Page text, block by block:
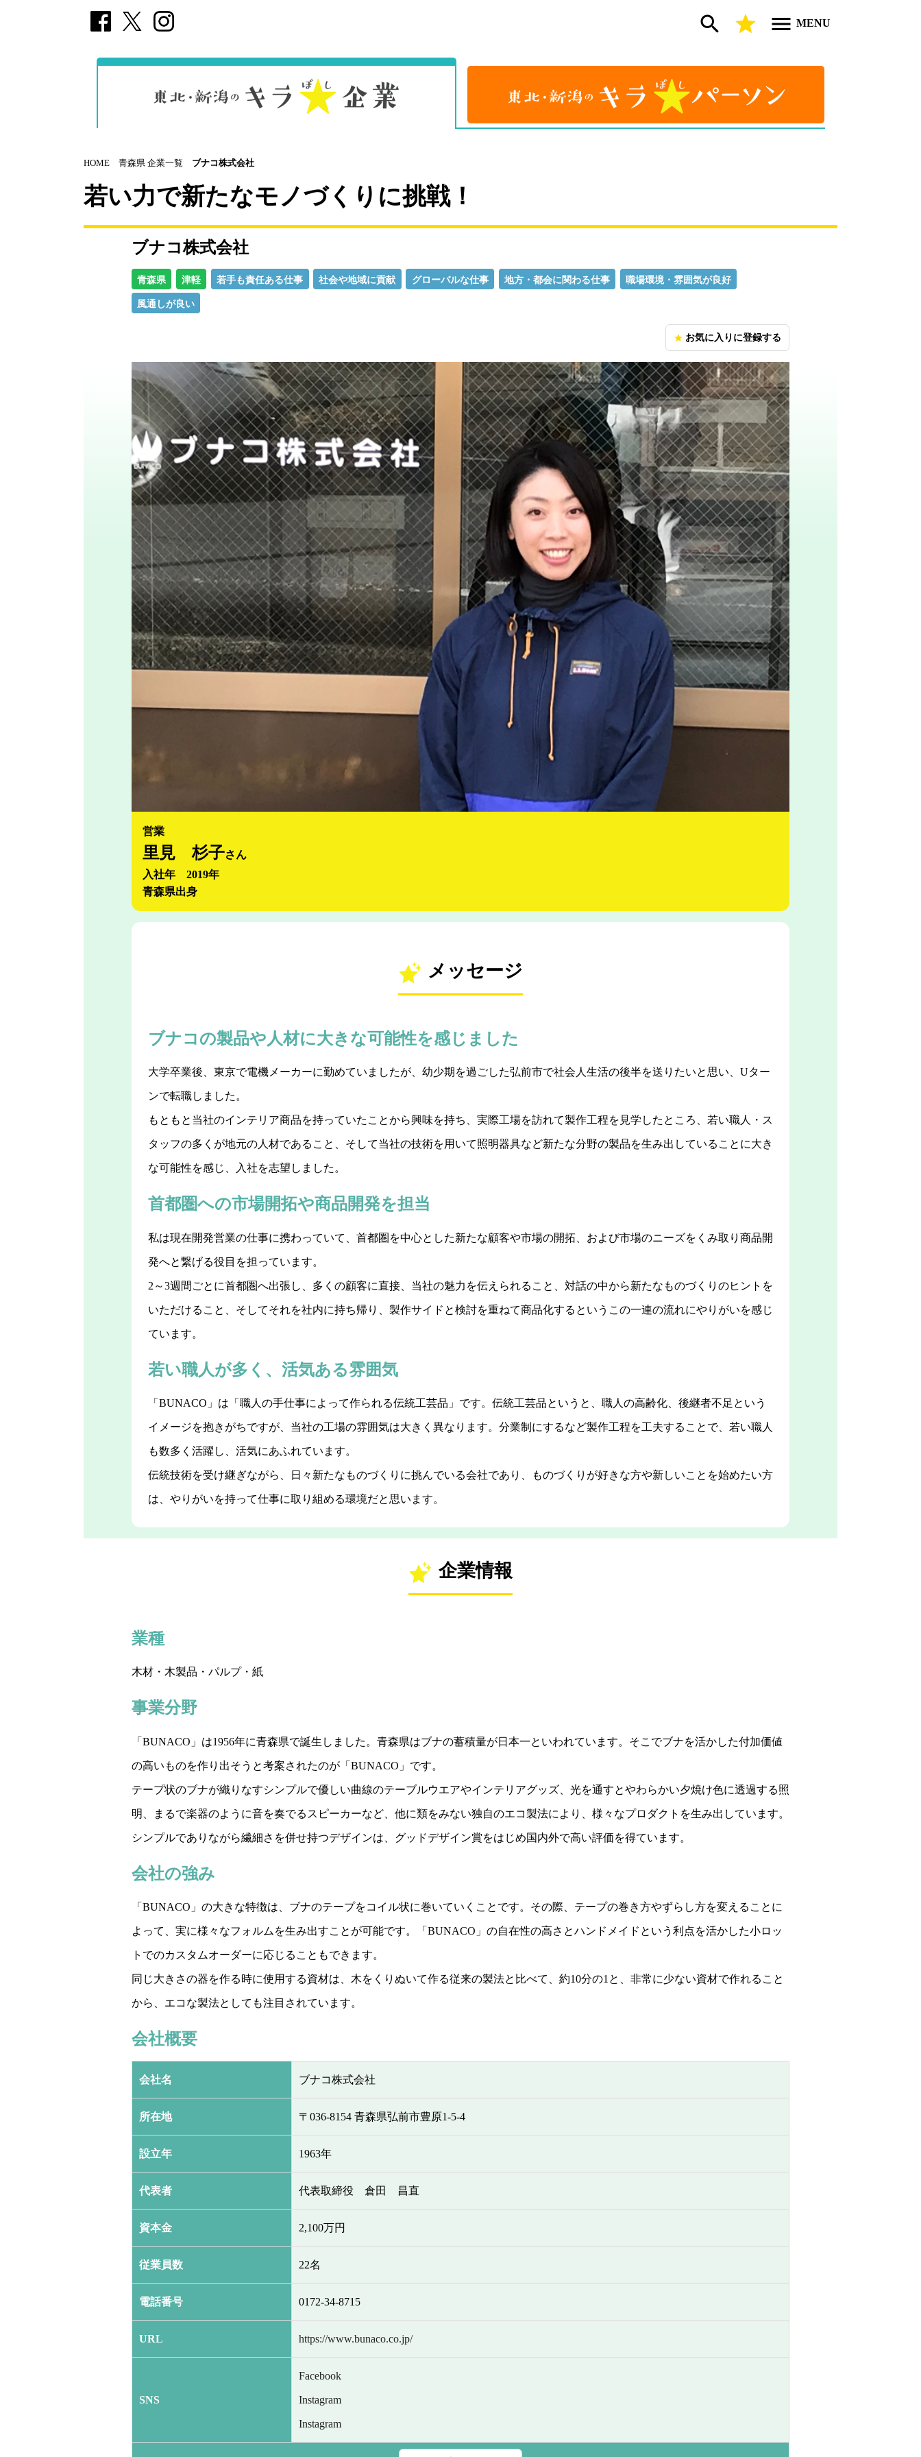
search star menu MENU
HOME 青森県 企業一覧 ブナコ株式会社
若い力で新たなモノづくりに挑戦！
ブナコ株式会社
青森県 津軽 若手も責任ある仕事 社会や地域に貢献 グローバルな仕事 地方・都会に関わる仕事 職場環境・雰囲気が良好
風通しが良い
star お気に入りに登録する
営業
里見 杉子さん
入社年 2019年
青森県出身
メッセージ
ブナコの製品や人材に大きな可能性を感じました
大学卒業後、東京で電機メーカーに勤めていましたが、幼少期を過ごした弘前市で社会人生活の後半を送りたいと思い、Uター
ンで転職しました。
もともと当社のインテリア商品を持っていたことから興味を持ち、実際工場を訪れて製作工程を見学したところ、若い職人・ス
タッフの多くが地元の人材であること、そして当社の技術を用いて照明器具など新たな分野の製品を生み出していることに大き
な可能性を感じ、入社を志望しました。
首都圏への市場開拓や商品開発を担当
私は現在開発営業の仕事に携わっていて、首都圏を中心とした新たな顧客や市場の開拓、および市場のニーズをくみ取り商品開
発へと繋げる役目を担っています。
2～3週間ごとに首都圏へ出張し、多くの顧客に直接、当社の魅力を伝えられること、対話の中から新たなものづくりのヒントを
いただけること、そしてそれを社内に持ち帰り、製作サイドと検討を重ねて商品化するというこの一連の流れにやりがいを感じ
ています。
若い職人が多く、活気ある雰囲気
「BUNACO」は「職人の手仕事によって作られる伝統工芸品」です。伝統工芸品というと、職人の高齢化、後継者不足という
イメージを抱きがちですが、当社の工場の雰囲気は大きく異なります。分業制にするなど製作工程を工夫することで、若い職人
も数多く活躍し、活気にあふれています。
伝統技術を受け継ぎながら、日々新たなものづくりに挑んでいる会社であり、ものづくりが好きな方や新しいことを始めたい方
は、やりがいを持って仕事に取り組める環境だと思います。
企業情報
業種
木材・木製品・パルプ・紙
事業分野
「BUNACO」は1956年に青森県で誕生しました。青森県はブナの蓄積量が日本一といわれています。そこでブナを活かした付加価値
の高いものを作り出そうと考案されたのが「BUNACO」です。
テープ状のブナが織りなすシンプルで優しい曲線のテーブルウエアやインテリアグッズ、光を通すとやわらかい夕焼け色に透過する照
明、まるで楽器のように音を奏でるスピーカーなど、他に類をみない独自のエコ製法により、様々なプロダクトを生み出しています。
シンプルでありながら繊細さを併せ持つデザインは、グッドデザイン賞をはじめ国内外で高い評価を得ています。
会社の強み
「BUNACO」の大きな特徴は、ブナのテープをコイル状に巻いていくことです。その際、テープの巻き方やずらし方を変えることに
よって、実に様々なフォルムを生み出すことが可能です。「BUNACO」の自在性の高さとハンドメイドという利点を活かした小ロッ
トでのカスタムオーダーに応じることもできます。
同じ大きさの器を作る時に使用する資材は、木をくりぬいて作る従来の製法と比べて、約10分の1と、非常に少ない資材で作れること
から、エコな製法としても注目されています。
会社概要
会社名 ブナコ株式会社
所在地 〒036-8154 青森県弘前市豊原1-5-4
設立年 1963年
代表者 代表取締役 倉田 昌直
資本金 2,100万円
従業員数 22名
電話番号 0172-34-8715
URL https://www.bunaco.co.jp/
SNS
Facebook
Instagram
Instagram